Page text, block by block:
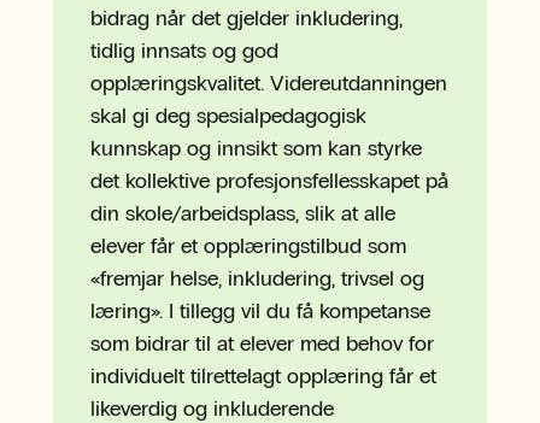
bidrag når det gjelder inkludering,
tidlig innsats og god
opplæringskvalitet. Videreutdanningen
skal gi deg spesialpedagogisk
kunnskap og innsikt som kan styrke
det kollektive profesjonsfellesskapet på
din skole/arbeidsplass, slik at alle
elever får et opplæringstilbud som
«fremjar helse, inkludering, trivsel og
læring». I tillegg vil du få kompetanse
som bidrar til at elever med behov for
individuelt tilrettelagt opplæring får et
likeverdig og inkluderende